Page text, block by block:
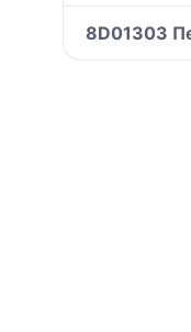
8D01303